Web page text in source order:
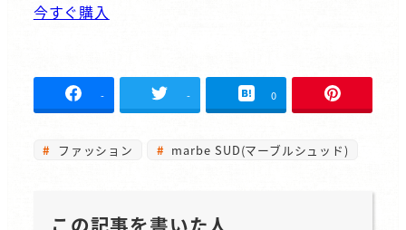
今すぐ購入
- - 0
ファッション marbe SUD(マーブルシュッド)
この記事を書いた人